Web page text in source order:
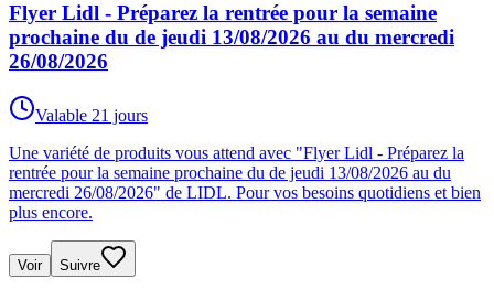
Flyer Lidl - Préparez la rentrée pour la semaine
prochaine du de jeudi 13/08/2026 au du mercredi
26/08/2026
Valable 21 jours
Une variété de produits vous attend avec "Flyer Lidl - Préparez la
rentrée pour la semaine prochaine du de jeudi 13/08/2026 au du
mercredi 26/08/2026" de LIDL. Pour vos besoins quotidiens et bien
plus encore.
Voir Suivre